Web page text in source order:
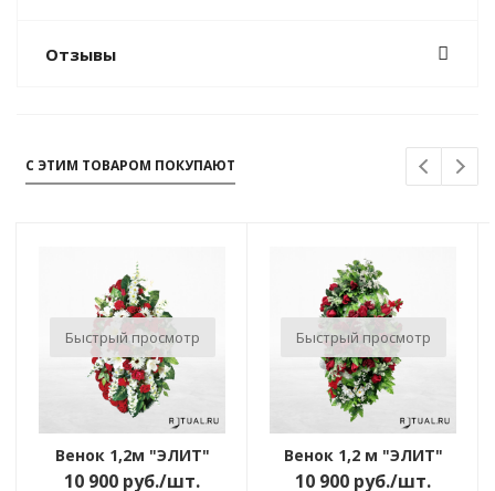
Отзывы
С ЭТИМ ТОВАРОМ ПОКУПАЮТ
Быстрый просмотр
Венок 1,2м "ЭЛИТ"
10 900 руб./шт.
Быстрый просмотр
Венок 1,2 м "ЭЛИТ"
10 900 руб./шт.